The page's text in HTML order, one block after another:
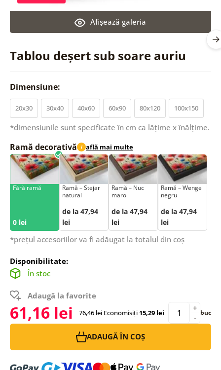
Tablou deșert sub soare auriu
Afişează galeria
Dimensiune:
20x30 30x40 40x60 60x90 80x120 100x150
*dimensiunile sunt specificate în cm ca lățime x înălțime.
Ramă decorativă i află mai multe
Fără ramă
0 lei
Ramă – Stejar
natural
de la 47,94
lei
Ramă – Nuc
maro
de la 47,94
lei
Ramă – Wenge
negru
de la 47,94
lei
*prețul accesoriilor va fi adăugat la totalul din coș
Disponibilitate:
În stoc
Adaugă la favorite
61,16 lei 76,46 lei Economisiți15,29 lei -
+ buc
ADAUGĂ ÎN COȘ